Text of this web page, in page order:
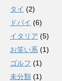
タイ (2)
ドバイ (6)
イタリア (5)
お笑い系 (1)
ゴルフ (1)
未分類 (1)